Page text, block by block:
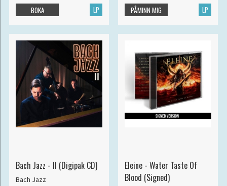
LP
BOKA LP
PÅMINN MIG
Bach Jazz - II (Digipak CD)
Bach Jazz
Eleine - Water Taste Of
Blood (Signed)